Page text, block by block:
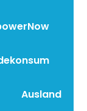
Ausland